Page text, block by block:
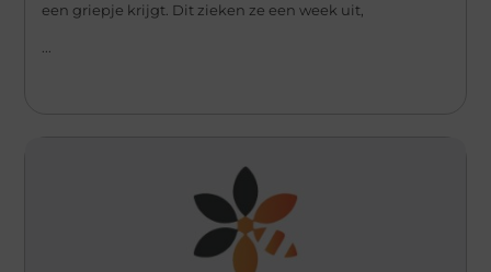
een griepje krijgt. Dit zieken ze een week uit,